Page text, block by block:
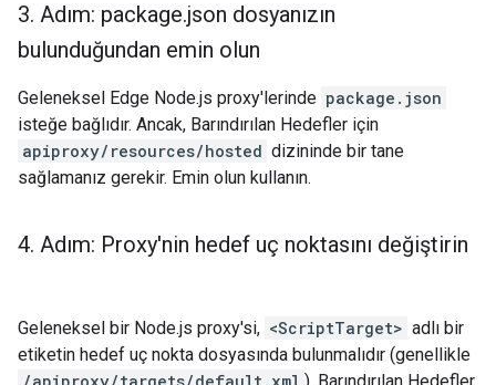
3. Adım: package.json dosyanızın
bulunduğundan emin olun
Geleneksel Edge Node.js proxy'lerinde package.json
isteğe bağlıdır. Ancak, Barındırılan Hedefler için
apiproxy/resources/hosted dizininde bir tane
sağlamanız gerekir. Emin olun kullanın.
4. Adım: Proxy'nin hedef uç noktasını değiştirin
Geleneksel bir Node.js proxy'si, <ScriptTarget> adlı bir
etiketin hedef uç nokta dosyasında bulunmalıdır (genellikle